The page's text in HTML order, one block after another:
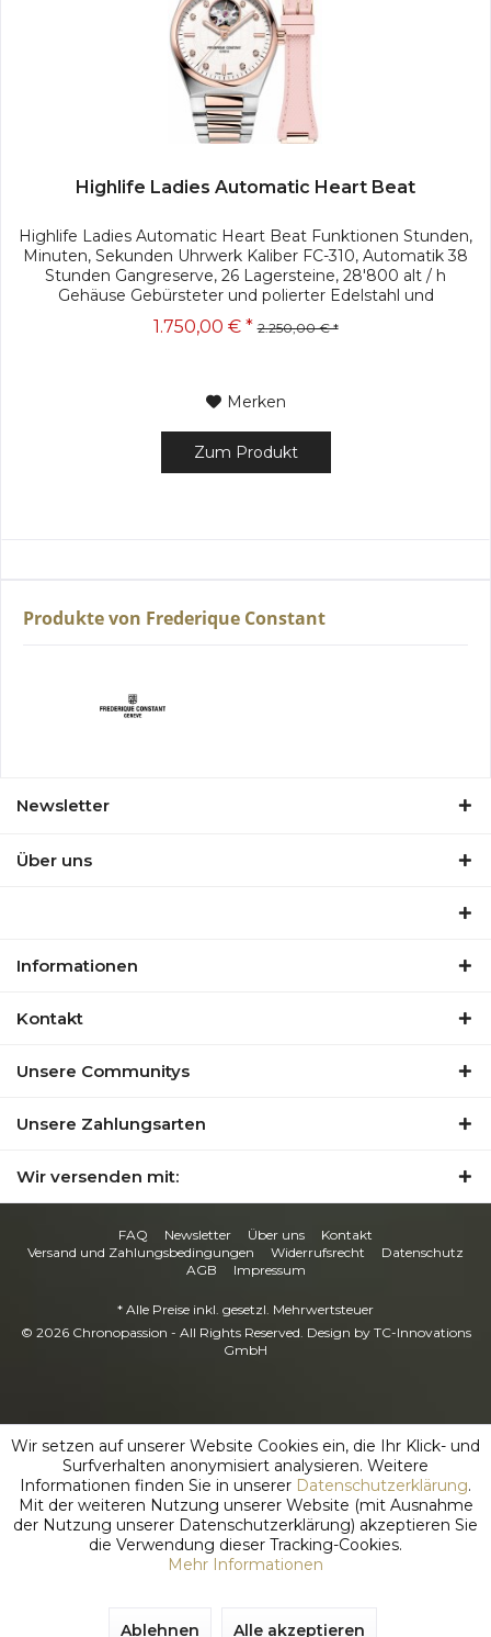
Highlife Ladies Automatic Heart Beat
Highlife Ladies Automatic Heart Beat Funktionen Stunden,
Minuten, Sekunden Uhrwerk Kaliber FC-310, Automatik 38
Stunden Gangreserve, 26 Lagersteine, 28'800 alt / h
Gehäuse Gebürsteter und polierter Edelstahl und
rosévergoldetes...
1.750,00 € * 2.250,00 € *
Merken
Zum Produkt
Produkte von Frederique Constant
Newsletter
Über uns
Informationen
Kontakt
Unsere Communitys
Unsere Zahlungsarten
Wir versenden mit:
FAQ Newsletter Über uns
Kontakt
Versand und Zahlungsbedingungen
Widerrufsrecht
Datenschutz
AGB
Impressum
* Alle Preise inkl. gesetzl. Mehrwertsteuer
© 2026 Chronopassion - All Rights Reserved. Design by TC-Innovations
GmbH
Wir setzen auf unserer Website Cookies ein, die Ihr Klick- und
Surfverhalten anonymisiert analysieren. Weitere
Informationen finden Sie in unserer Datenschutzerklärung.
Mit der weiteren Nutzung unserer Website (mit Ausnahme
der Nutzung unserer Datenschutzerklärung) akzeptieren Sie
die Verwendung dieser Tracking-Cookies.
Mehr Informationen
Ablehnen Alle akzeptieren